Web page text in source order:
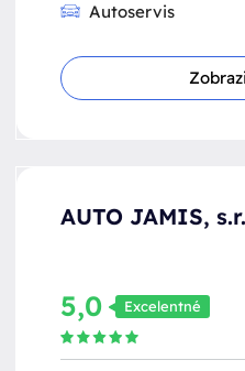
Autoservis
AUTO JAMIS,
5,0 Excelentné